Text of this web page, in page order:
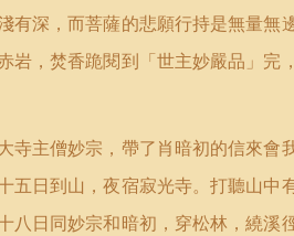
有深，而菩薩的悲願行持是無量
岩，焚香跪閱到「世主妙嚴品」
寺主僧妙宗，帶了肖暗初的信來
五日到山，夜宿寂光寺。打聽山
八日同妙宗和暗初，穿松林，繞